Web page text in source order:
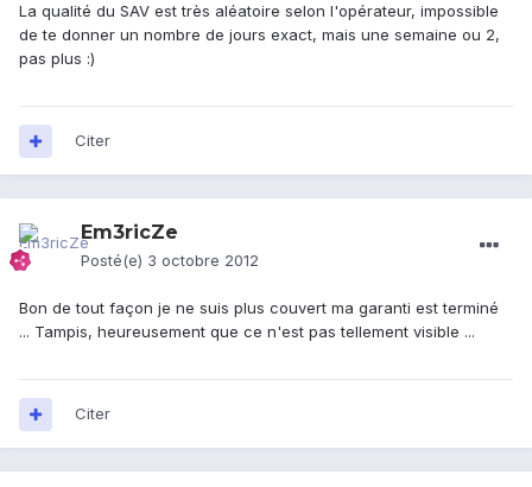
La qualité du SAV est très aléatoire selon l'opérateur, impossible
de te donner un nombre de jours exact, mais une semaine ou 2,
pas plus :)
Citer
Em3ricZe
Posté(e) 3 octobre 2012
Bon de tout façon je ne suis plus couvert ma garanti est terminé
... Tampis, heureusement que ce n'est pas tellement visible ...
Citer